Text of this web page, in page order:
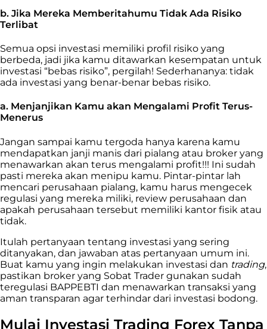
b. Jika Mereka Memberitahumu Tidak Ada Risiko
Terlibat
Semua opsi investasi memiliki profil risiko yang
berbeda, jadi jika kamu ditawarkan kesempatan untuk
investasi “bebas risiko”, pergilah! Sederhananya: tidak
ada investasi yang benar-benar bebas risiko.
a. Menjanjikan Kamu akan Mengalami Profit Terus-
Menerus
Jangan sampai kamu tergoda hanya karena kamu
mendapatkan janji manis dari pialang atau broker yang
menawarkan akan terus mengalami profit!!! Ini sudah
pasti mereka akan menipu kamu. Pintar-pintar lah
mencari perusahaan pialang, kamu harus mengecek
regulasi yang mereka miliki, review perusahaan dan
apakah perusahaan tersebut memiliki kantor fisik atau
tidak.
Itulah pertanyaan tentang investasi yang sering
ditanyakan, dan jawaban atas pertanyaan umum ini.
Buat kamu yang ingin melakukan investasi dan trading,
pastikan broker yang Sobat Trader gunakan sudah
teregulasi BAPPEBTI dan menawarkan transaksi yang
aman transparan agar terhindar dari investasi bodong.
Mulai Investasi Trading Forex Tanpa